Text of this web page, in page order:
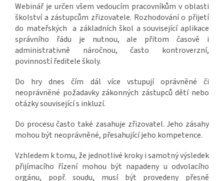
Webinář je určen všem vedoucím pracovníkům v oblasti
školství a zástupcům zřizovatele. Rozhodování o přijetí
do mateřských a základních škol a související aplikace
správního řádu je nutnou, ale přitom časově i
administrativně náročnou, často kontroverzní,
povinností ředitele školy.
Do hry dnes čím dál více vstupují oprávněné či
neoprávněné požadavky zákonných zástupců dětí nebo
otázky související s inkluzí.
Do procesu často také zasahuje zřizovatel. Jeho zásahy
mohou být neoprávněné, přesahující jeho kompetence.
Vzhledem k tomu, že jednotlivé kroky i samotný výsledek
přijímacího řízení mohou být napadeny u odvolacího
orgánu, popř. soudu, musí být provedeny přesně